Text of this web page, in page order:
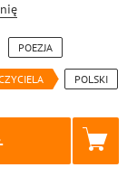
POEZJA
POLSKI